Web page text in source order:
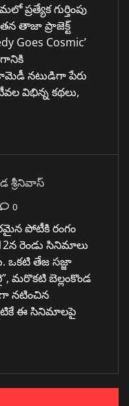
ప్రత్యేక గుర్తింపు
తాజా ప్రాజెక్ట్
Goes Cosmic’
నటుడిగా పేరు
విభిన్న కథలు,
శ్రీనివాస్
0
పోటీకి రంగం
రెండు సినిమాలు
ఒకటి తేజ సజ్జా
మరొకటి బెల్లంకొండ
నటించిన
ఈ సినిమాలపై